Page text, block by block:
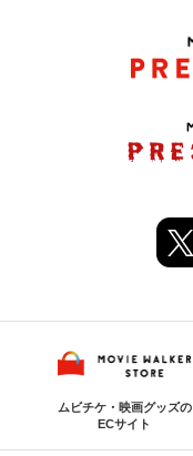
ムビチケ・映画グッズの
ECサイト